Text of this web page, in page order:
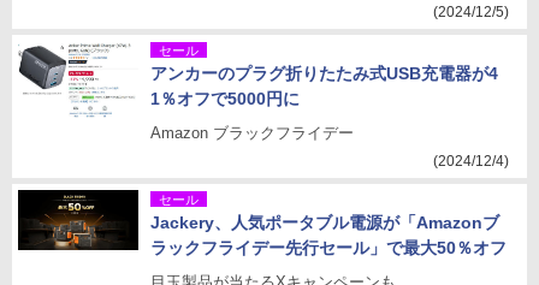
(2024/12/5)
セール
アンカーのプラグ折りたたみ式USB充電器が4
1％オフで5000円に
Amazon ブラックフライデー
(2024/12/4)
セール
Jackery、人気ポータブル電源が「Amazonブ
ラックフライデー先行セール」で最大50％オフ